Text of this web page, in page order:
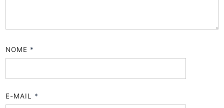
NOME *
E-MAIL *